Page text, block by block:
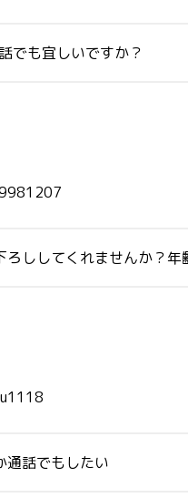
でも宜しいですか？
ししてくれませんか？年
通話でもしたい